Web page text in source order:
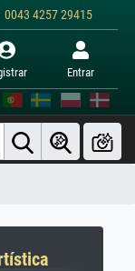
4257 29415
Entrar